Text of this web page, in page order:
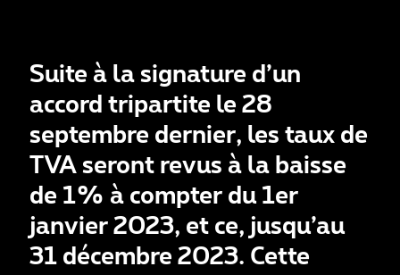
Suite à la signature d’un
accord tripartite le 28
septembre dernier, les taux de
TVA seront revus à la baisse
de 1% à compter du 1er
janvier 2023, et ce, jusqu’au
31 décembre 2023. Cette